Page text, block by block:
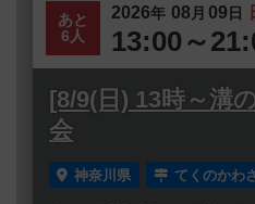
あと
6人
2026年 08 月 09日
13:00～
[8/9(日) 13時～溝
会
神奈川県 てくのかわ